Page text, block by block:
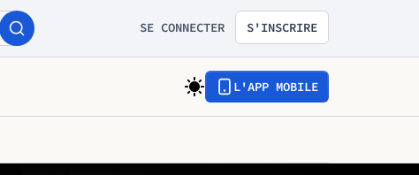
SE CONNECTER S'INSCRIRE
L'APP MOBILE